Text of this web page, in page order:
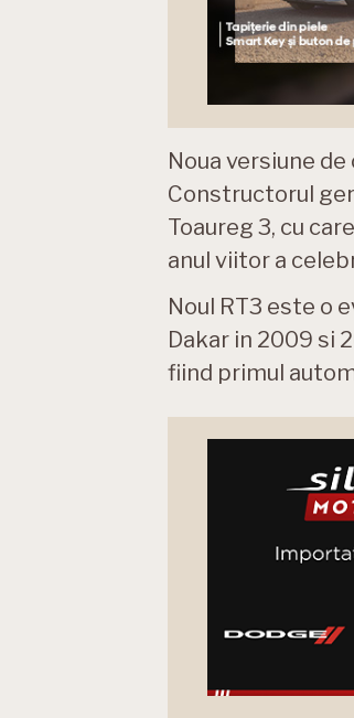
Noua versiune
Constructorul
Toaureg 3, cu
anul viitor a
Noul RT3 este o
Dakar in 2009 si
fiind primul